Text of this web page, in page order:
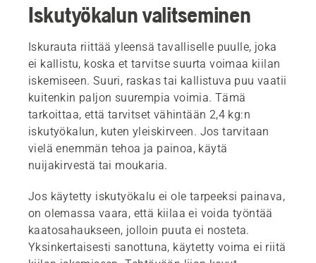
Iskutyökalun valitseminen
Iskurauta riittää yleensä tavalliselle puulle, joka
ei kallistu, koska et tarvitse suurta voimaa kiilan
iskemiseen. Suuri, raskas tai kallistuva puu vaatii
kuitenkin paljon suurempia voimia. Tämä
tarkoittaa, että tarvitset vähintään 2,4 kg:n
iskutyökalun, kuten yleiskirveen. Jos tarvitaan
vielä enemmän tehoa ja painoa, käytä
nuijakirvestä tai moukaria.
Jos käytetty iskutyökalu ei ole tarpeeksi painava,
on olemassa vaara, että kiilaa ei voida työntää
kaatosahaukseen, jolloin puuta ei nosteta.
Yksinkertaisesti sanottuna, käytetty voima ei riitä